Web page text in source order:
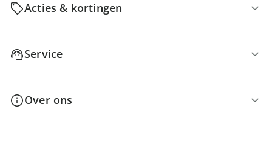
Acties & kortingen
Service
Over ons